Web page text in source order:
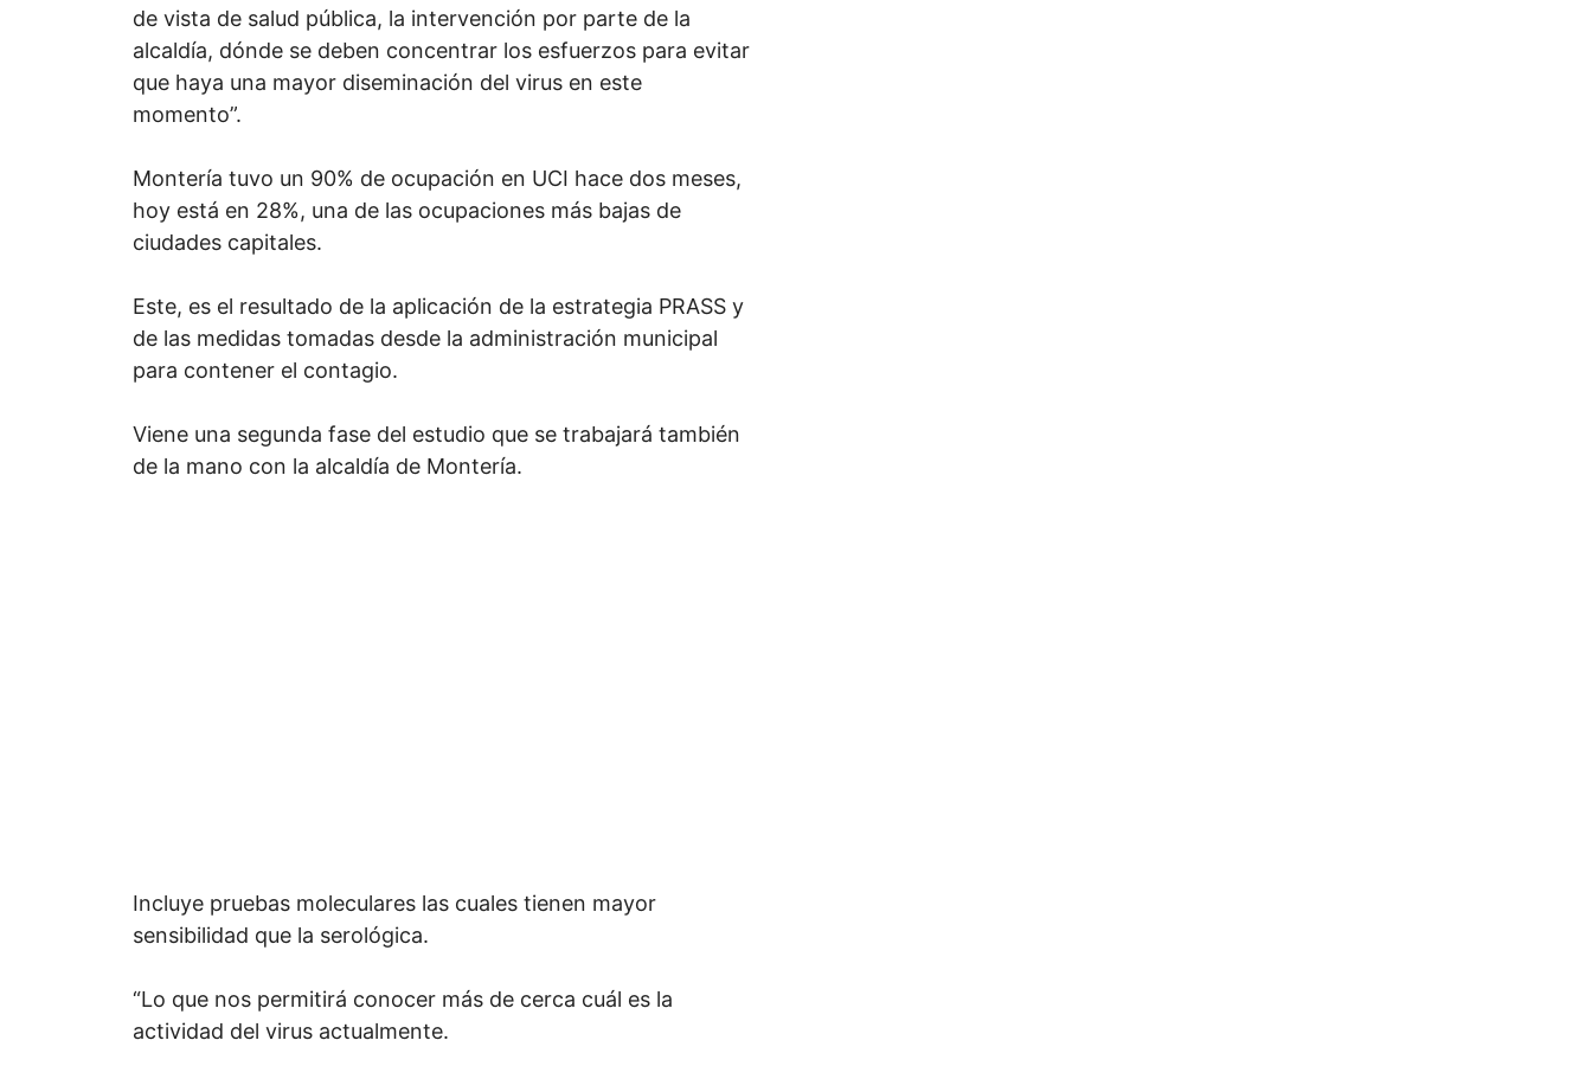
de vista de salud pública, la intervención por parte de la
alcaldía, dónde se deben concentrar los esfuerzos para evitar
que haya una mayor diseminación del virus en este
momento”.
Montería tuvo un 90% de ocupación en UCI hace dos meses,
hoy está en 28%, una de las ocupaciones más bajas de
ciudades capitales.
Este, es el resultado de la aplicación de la estrategia PRASS y
de las medidas tomadas desde la administración municipal
para contener el contagio.
Viene una segunda fase del estudio que se trabajará también
de la mano con la alcaldía de Montería.
Incluye pruebas moleculares las cuales tienen mayor
sensibilidad que la serológica.
“Lo que nos permitirá conocer más de cerca cuál es la
actividad del virus actualmente.